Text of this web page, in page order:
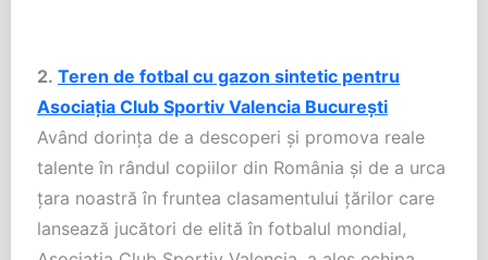
2. Teren de fotbal cu gazon sintetic pentru
Asociaţia Club Sportiv Valencia Bucureşti
Având dorința de a descoperi și promova reale
talente în rândul copiilor din România și de a urca
țara noastră în fruntea clasamentului țărilor care
lansează jucători de elită în fotbalul mondial,